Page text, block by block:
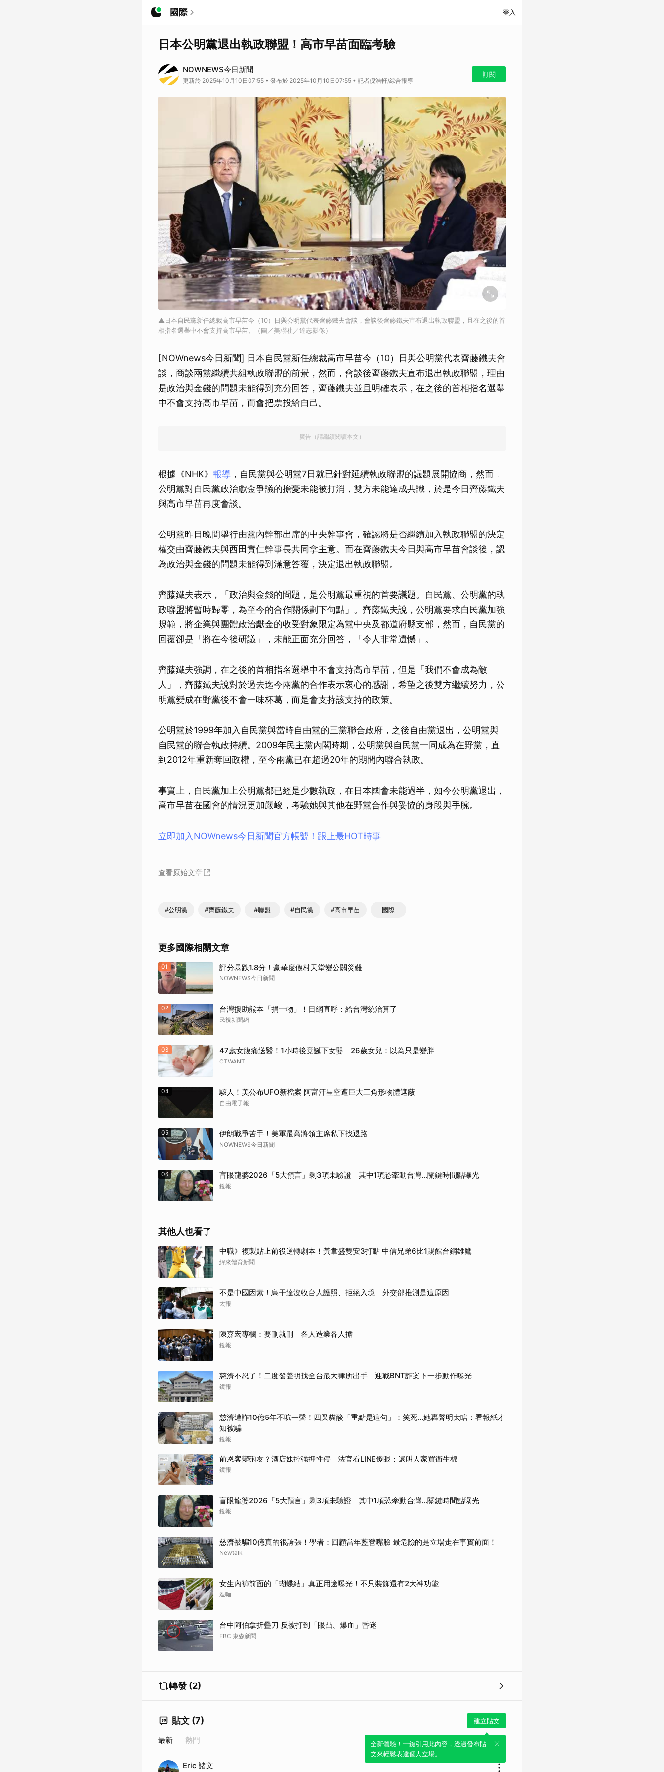
國際 登入
日本公明黨退出執政聯盟！高市早苗面臨考驗
NOWNEWS今日新聞
更新於 2025年10月10日07:55 • 發布於 2025年10月10日07:55 • 記者倪浩軒/綜合報導
訂閱
▲日本自民黨新任總裁高市早苗今（10）日與公明黨代表齊藤鐵夫會談，會談後齊藤鐵夫宣布退出執政聯盟，且在之後的首
相指名選舉中不會支持高市早苗。（圖／美聯社／達志影像）
[NOWnews今日新聞] 日本自民黨新任總裁高市早苗今（10）日與公明黨代表齊藤鐵夫會
談，商談兩黨繼續共組執政聯盟的前景，然而，會談後齊藤鐵夫宣布退出執政聯盟，理由
是政治與金錢的問題未能得到充分回答，齊藤鐵夫並且明確表示，在之後的首相指名選舉
中不會支持高市早苗，而會把票投給自己。
廣告（請繼續閱讀本文）
根據《NHK》 報導 ，自民黨與公明黨7日就已針對延續執政聯盟的議題展開協商，然而，
公明黨對自民黨政治獻金爭議的擔憂未能被打消，雙方未能達成共識，於是今日齊藤鐵夫
與高市早苗再度會談。
公明黨昨日晚間舉行由黨內幹部出席的中央幹事會，確認將是否繼續加入執政聯盟的決定
權交由齊藤鐵夫與西田實仁幹事長共同拿主意。而在齊藤鐵夫今日與高市早苗會談後，認
為政治與金錢的問題未能得到滿意答覆，決定退出執政聯盟。
齊藤鐵夫表示，「政治與金錢的問題，是公明黨最重視的首要議題。自民黨、公明黨的執
政聯盟將暫時歸零，為至今的合作關係劃下句點」。齊藤鐵夫說，公明黨要求自民黨加強
規範，將企業與團體政治獻金的收受對象限定為黨中央及都道府縣支部，然而，自民黨的
回覆卻是「將在今後研議」，未能正面充分回答，「令人非常遺憾」。
齊藤鐵夫強調，在之後的首相指名選舉中不會支持高市早苗，但是「我們不會成為敵
人」，齊藤鐵夫說對於過去迄今兩黨的合作表示衷心的感謝，希望之後雙方繼續努力，公
明黨變成在野黨後不會一味杯葛，而是會支持該支持的政策。
公明黨於1999年加入自民黨與當時自由黨的三黨聯合政府，之後自由黨退出，公明黨與
自民黨的聯合執政持續。2009年民主黨內閣時期，公明黨與自民黨一同成為在野黨，直
到2012年重新奪回政權，至今兩黨已在超過20年的期間內聯合執政。
事實上，自民黨加上公明黨都已經是少數執政，在日本國會未能過半，如今公明黨退出，
高市早苗在國會的情況更加嚴峻，考驗她與其他在野黨合作與妥協的身段與手腕。
立即加入NOWnews今⽇新聞官⽅帳號！跟上最HOT時事
查看原始文章
#公明黨 #齊藤鐵夫 #聯盟 #自民黨 #高市早苗 國際
更多國際相關文章
01 評分暴跌1.8分！豪華度假村天堂變公關災難
NOWNEWS今日新聞
02 台灣援助熊本「捐一物」！日網直呼：給台灣統治算了
民視新聞網
03 47歲女腹痛送醫！1小時後竟誕下女嬰 26歲女兒：以為只是變胖
CTWANT
04 駭人！美公布UFO新檔案 阿富汗星空遭巨大三角形物體遮蔽
自由電子報
05 伊朗戰爭苦手！美軍最高將領主席私下找退路
NOWNEWS今日新聞
06 盲眼龍婆2026「5大預言」剩3項未驗證 其中1項恐牽動台灣...關鍵時間點曝光
鏡報
其他人也看了
中職》複製貼上前役逆轉劇本！黃韋盛雙安3打點 中信兄弟6比1踢館台鋼雄鷹
緯來體育新聞
不是中國因素！烏干達沒收台人護照、拒絕入境 外交部推測是這原因
太報
陳嘉宏專欄：要刪就刪 各人造業各人擔
鏡報
慈濟不忍了！二度發聲明找全台最大律所出手 迎戰BNT詐案下一步動作曝光
鏡報
慈濟遭詐10億5年不吭一聲！四叉貓酸「重點是這句」：笑死...她轟聲明太瞎：看報紙才
知被騙
鏡報
前恩客變砲友？酒店妹控強押性侵 法官看LINE傻眼：還叫人家買衛生棉
鏡報
盲眼龍婆2026「5大預言」剩3項未驗證 其中1項恐牽動台灣...關鍵時間點曝光
鏡報
慈濟被騙10億真的很誇張！學者：回顧當年藍營嘴臉 最危險的是立場走在事實前面！
Newtalk
女生內褲前面的「蝴蝶結」真正用途曝光！不只裝飾還有2大神功能
造咖
台中阿伯拿折疊刀 反被打到「眼凸、爆血」昏迷
EBC 東森新聞
轉發 (2)
貼文 (7) 建立貼文
全新體驗！一鍵引用此內容，透過發布貼
文來輕鬆表達個人立場。
最新 熱門
Eric 諸文